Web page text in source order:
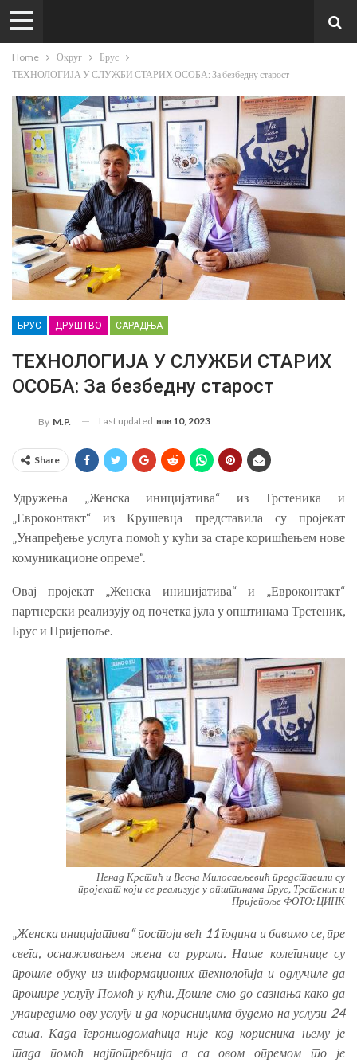
Home Округ
Брус
ТЕХНОЛОГИЈА У СЛУЖБИ СТАРИХ ОСОБА: За безбедну старост
БРУС ДРУШТВО САРАДЊА
ТЕХНОЛОГИЈА У СЛУЖБИ СТАРИХ
ОСОБА: За безбедну старост
By M.P. Last updated нов 10, 2023
Share
Удружења „Женска иницијатива“ из Трстеника и
„Евроконтакт“ из Крушевца представила су пројекат
„Унапређење услуга помоћ у кући за старе коришћењем нове
комуникационе опреме“.
Овај пројекат „Женска иницијатива“ и „Евроконтакт“
партнерски реализују од почетка јула у општинама Трстеник,
Брус и Пријепоље.
Ненад Крстић и Весна Милосављевић представили су
пројекат који се реализује у општинама Брус, Трстеник и
Пријепоље ФОТО: ЦИНК
Женска иницијатива“ постоји већ 11 година и бавимо се, пре
свега, оснаживањем жена са рурала. Наше колегинице су
прошле обуку из информационих технологија и одлучиле да
прошире услугу Помоћ у кући. Дошле смо до сазнања како да
унапредимо ову услугу и да корисницима будемо на услузи 24
сата. Када геронтодомаћица није код корисника њему је
тада помоћ најпотребнија а са овом опремом то је